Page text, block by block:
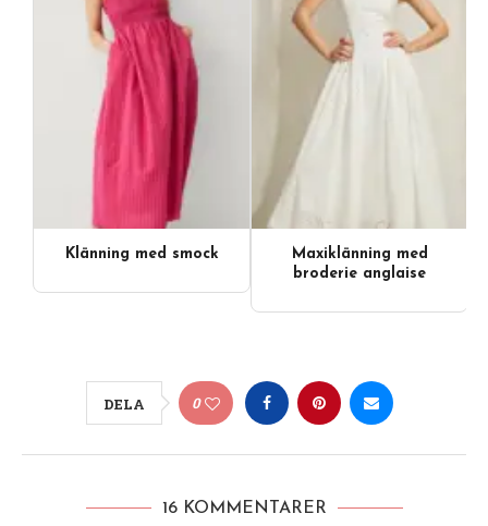
Klänning med smock
Maxiklänning med
broderie anglaise
DELA 0
16 KOMMENTARER